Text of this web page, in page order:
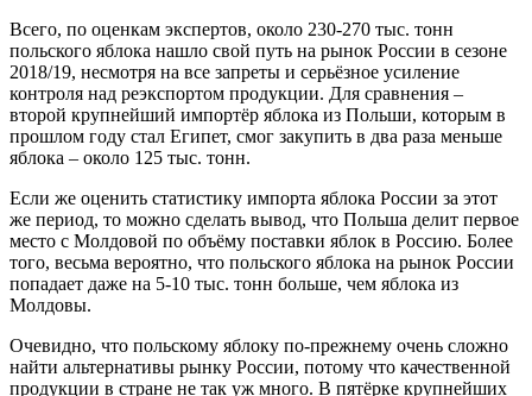
Всего, по оценкам экспертов, около 230-270 тыс. тонн
польского яблока нашло свой путь на рынок России в сезоне
2018/19, несмотря на все запреты и серьёзное усиление
контроля над реэкспортом продукции. Для сравнения –
второй крупнейший импортёр яблока из Польши, которым в
прошлом году стал Египет, смог закупить в два раза меньше
яблока – около 125 тыс. тонн.
Если же оценить статистику импорта яблока России за этот
же период, то можно сделать вывод, что Польша делит первое
место с Молдовой по объёму поставки яблок в Россию. Более
того, весьма вероятно, что польского яблока на рынок России
попадает даже на 5-10 тыс. тонн больше, чем яблока из
Молдовы.
Очевидно, что польскому яблоку по-прежнему очень сложно
найти альтернативы рынку России, потому что качественной
продукции в стране не так уж много. В пятёрке крупнейших